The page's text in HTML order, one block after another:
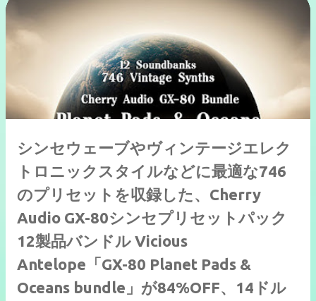
シンセウェーブやヴィンテージエレク
トロニックスタイルなどに最適な746
のプリセットを収録した、Cherry
Audio GX-80シンセプリセットパック
12製品バンドル Vicious
Antelope「GX-80 Planet Pads &
Oceans bundle」が84%OFF、14ドル